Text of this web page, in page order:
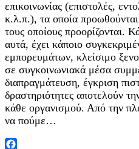
επικοινωνίας (επιστολές,
κ.λ.π.), τα οποία
τους οποίους προορίζονται.
αυτά, έχει κάποιο
εμπορευμάτων, κλείσιμο
σε συγκοινωνιακά μέσα
διαπραγμάτευση, έγκριση
δραστηριότητες αποτελούν
κάθε οργανισμού. Από την
να πούμε…